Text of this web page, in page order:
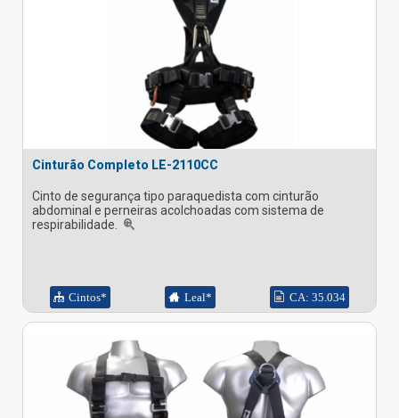
Cinturão Completo LE-2110CC
Cinto de segurança tipo paraquedista com cinturão
abdominal e perneiras acolchoadas com sistema de
respirabilidade.
Cintos* Leal* CA: 35.034